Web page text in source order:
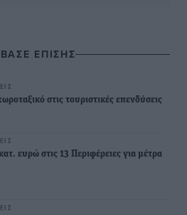
ΕΠΙΣΗΣ
στις τουριστικές επενδύσεις
ευρώ στις 13 Περιφέρειες για μέτρα